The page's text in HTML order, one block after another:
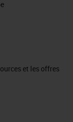
et les offres